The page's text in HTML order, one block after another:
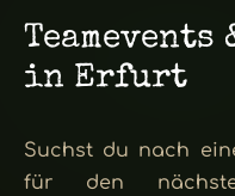
in Erfurt
Suchst du nach
für den